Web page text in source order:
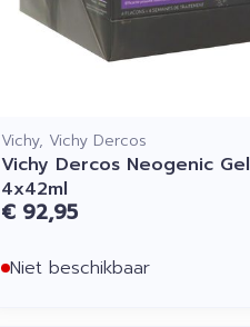
Vichy, Vichy Dercos
Vichy Dercos Neogenic Gel
4x42ml
€ 92,95
Niet beschikbaar